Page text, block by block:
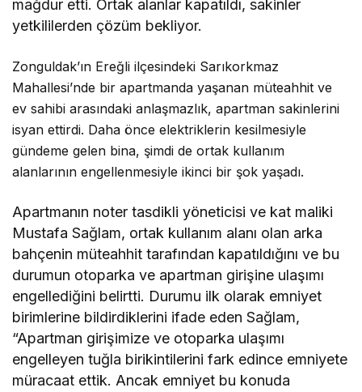
mağdur etti. Ortak alanlar kapatıldı, sakinler
yetkililerden çözüm bekliyor.
Zonguldak’ın Ereğli ilçesindeki Sarıkorkmaz
Mahallesi’nde bir apartmanda yaşanan müteahhit ve
ev sahibi arasındaki anlaşmazlık, apartman sakinlerini
isyan ettirdi. Daha önce elektriklerin kesilmesiyle
gündeme gelen bina, şimdi de ortak kullanım
alanlarının engellenmesiyle ikinci bir şok yaşadı.
Apartmanın noter tasdikli yöneticisi ve kat maliki
Mustafa Sağlam, ortak kullanım alanı olan arka
bahçenin müteahhit tarafından kapatıldığını ve bu
durumun otoparka ve apartman girişine ulaşımı
engellediğini belirtti. Durumu ilk olarak emniyet
birimlerine bildirdiklerini ifade eden Sağlam,
“Apartman girişimize ve otoparka ulaşımı
engelleyen tuğla birikintilerini fark edince emniyete
müracaat ettik. Ancak emniyet bu konuda